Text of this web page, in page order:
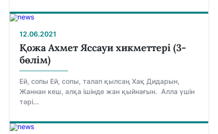
12.06.2021
Қожа Ахмет Яссауи хикметтері (3-
бөлім)
Ей, сопы Ей, сопы, талап қылсаң Хақ Дидарын,
Жаннан кеш, алқа ішінде жан қыйнағын. Алла үшін
тәрі...